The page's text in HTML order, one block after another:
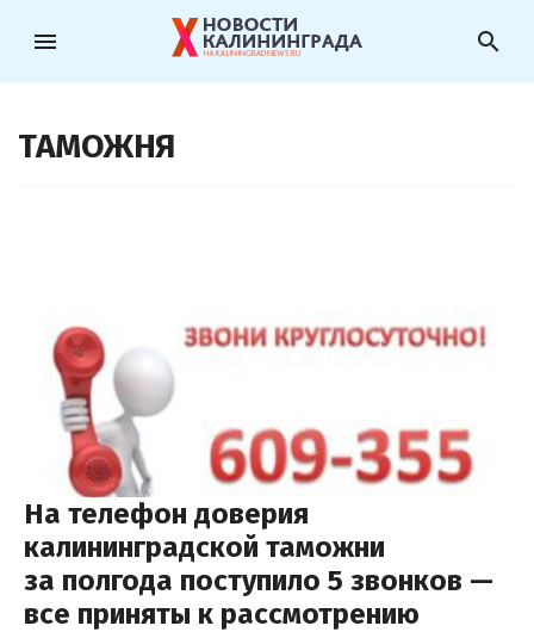
menu search
ТАМОЖНЯ
На телефон доверия
калининградской таможни
за полгода поступило 5 звонков —
все приняты к рассмотрению